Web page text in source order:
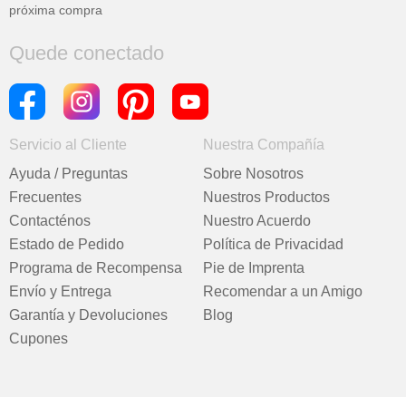
próxima compra
Quede conectado
Servicio al Cliente
Ayuda / Preguntas
Frecuentes
Contacténos
Estado de Pedido
Programa de Recompensa
Envío y Entrega
Garantía y Devoluciones
Cupones
Nuestra Compañía
Sobre Nosotros
Nuestros Productos
Nuestro Acuerdo
Política de Privacidad
Pie de Imprenta
Recomendar a un Amigo
Blog